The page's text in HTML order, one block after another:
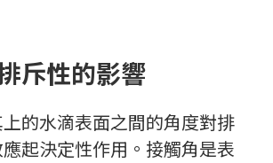
斥性的影響
的水滴表面之間的角度對排
起決定性作用。 接觸角是表